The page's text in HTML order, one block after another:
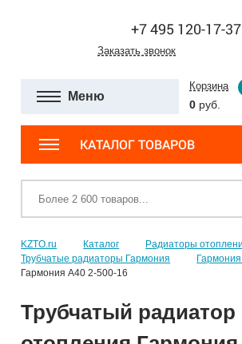
+7 495 120-17-37
Заказать звонок
Меню
Корзина
0 руб.
КАТАЛОГ ТОВАРОВ
KZTO.ru Каталог
Радиаторы
Трубчатые радиаторы Гармония
Гармония А40 2-500-16
Трубчатый радиатор